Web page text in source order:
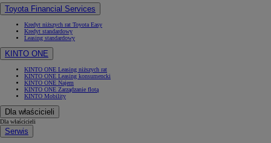
Toyota Financial Services
Kredyt niższych rat Toyota Easy
Kredyt standardowy
Leasing standardowy
KINTO ONE
KINTO ONE Leasing niższych rat
KINTO ONE Leasing konsumencki
KINTO ONE Najem
KINTO ONE Zarządzanie flotą
KINTO Mobility
Dla właścicieli
Dla właścicieli
Serwis